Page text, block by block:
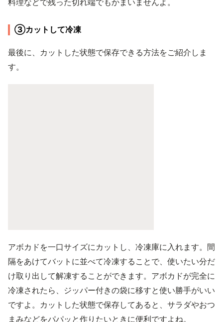
料理などで残った切れ端でもかまいませんよ。
③カットして冷凍
最後に、カットした状態で保存できる方法をご紹介しま
す。
アボカドを一口サイズにカットし、冷凍庫に入れます。間
隔をあけてバットに並べて冷凍することで、使いたい分だ
け取り出して解凍することができます。アボカドが完全に
冷凍されたら、ジッパー付きの袋に移すと使い勝手がいい
ですよ。カットした状態で保存してあると、サラダやおつ
まみなどをパパッと作りたいときに便利ですよね。